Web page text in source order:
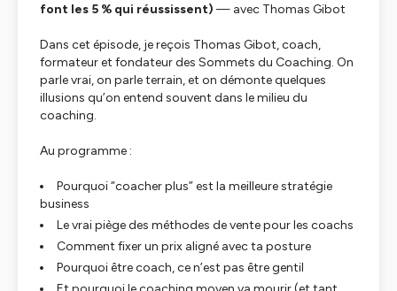
font les 5 % qui réussissent) — avec Thomas Gibot
Dans cet épisode, je reçois Thomas Gibot, coach,
formateur et fondateur des Sommets du Coaching. On
parle vrai, on parle terrain, et on démonte quelques
illusions qu’on entend souvent dans le milieu du
coaching.
Au programme :
Pourquoi “coacher plus” est la meilleure stratégie
business
Le vrai piège des méthodes de vente pour les coachs
Comment fixer un prix aligné avec ta posture
Pourquoi être coach, ce n’est pas être gentil